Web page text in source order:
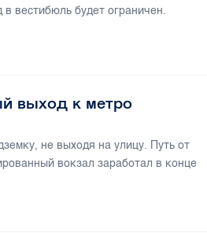
вестибюль будет ограничен.
выход к метро
не выходя на улицу. Путь от
вокзал заработал в конце